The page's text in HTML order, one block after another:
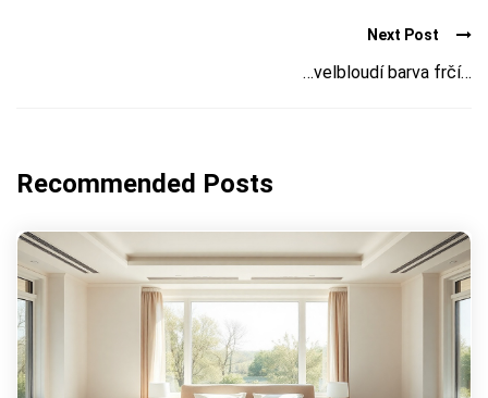
Next Post
…velbloudí barva frčí…
Recommended Posts